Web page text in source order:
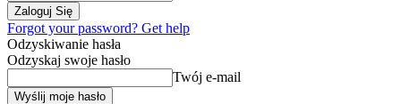
Forgot your password? Get help
Odzyskiwanie hasła
Odzyskaj swoje hasło
Twój e-mail